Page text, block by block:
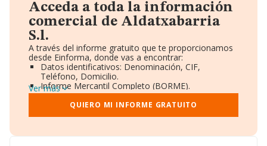
Acceda a toda la información
comercial de Aldatxabarria
S.l.
A través del informe gratuito que te proporcionamos
desde Einforma, donde vas a encontrar:
Datos identificativos: Denominación, CIF,
Teléfono, Domicilio.
Informe Mercantil Completo (BORME).
Gráficos de Evolución Ventas y Empleados.
Consejo de Administración y Administradores.
Directivos y Ejecutivos.
Ver más
QUIERO MI INFORME GRATUITO